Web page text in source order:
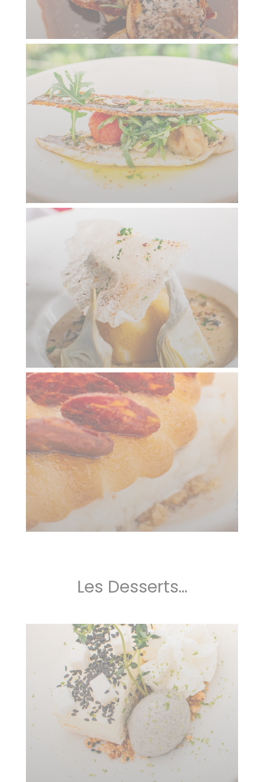
Les Desserts...